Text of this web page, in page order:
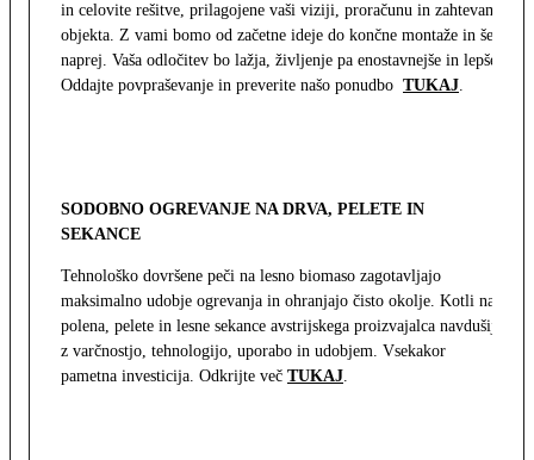
in celovite rešitve, prilagojene vaši viziji, proračunu in zahtevam
objekta. Z vami bomo od začetne ideje do končne montaže in še
naprej. Vaša odločitev bo lažja, življenje pa enostavnejše in lepše.
Oddajte povpraševanje in preverite našo ponudbo TUKAJ.
SODOBNO OGREVANJE NA DRVA, PELETE IN
SEKANCE
Tehnološko dovršene peči na lesno biomaso zagotavljajo
maksimalno udobje ogrevanja in ohranjajo čisto okolje. Kotli na
polena, pelete in lesne sekance avstrijskega proizvajalca navdušijo
z varčnostjo, tehnologijo, uporabo in udobjem. Vsekakor
pametna investicija. Odkrijte več TUKAJ.